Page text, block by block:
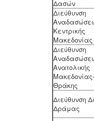
Δασών
Διεύθυνση
Κεντρικής
Μακεδονίας
Διεύθυνση
Ανατολικής
Μακεδονίας-
Θράκης
Διεύθυνση
Δράμας